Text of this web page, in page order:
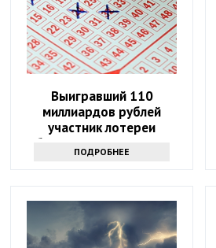
Выигравший 110
миллиардов рублей
участник лотереи
объявился через девять
месяцев
ПОДРОБНЕЕ